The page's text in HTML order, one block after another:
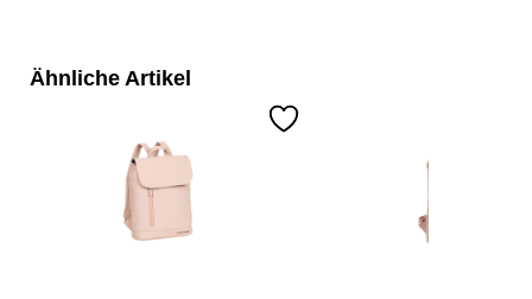
Ähnliche Artikel